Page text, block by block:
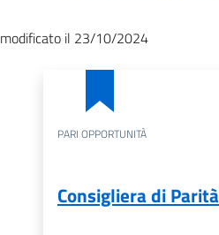
modificato il 23/10/2024
PARI OPPORTUNITÀ
Consigliera di Parità